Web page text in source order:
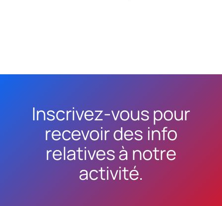
Inscrivez-vous pour
recevoir des info
relatives à notre
activité.